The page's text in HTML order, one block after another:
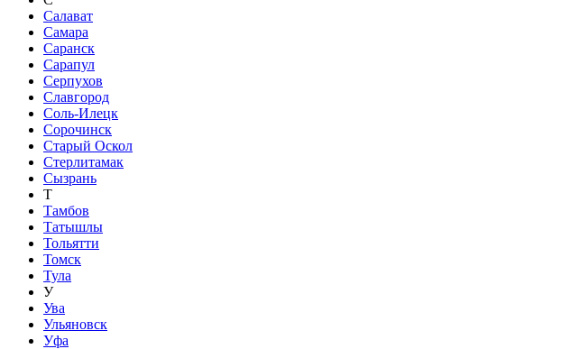
Салават
Самара
Саранск
Сарапул
Серпухов
Славгород
Соль-Илецк
Сорочинск
Старый Оскол
Стерлитамак
Сызрань
Т
Тамбов
Татышлы
Тольятти
Томск
Тула
У
Ува
Ульяновск
Уфа